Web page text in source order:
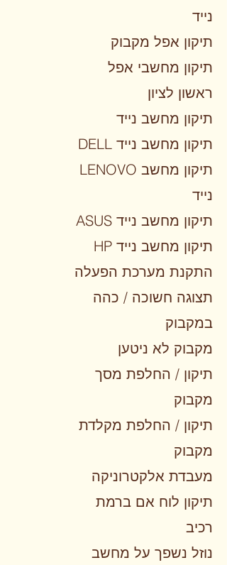
נייד
תיקון אפל מקבוק
תיקון מחשבי אפל
ראשון לציון
תיקון מחשב נייד
DELL תיקון מחשב נייד
LENOVO תיקון מחשב
נייד
ASUS תיקון מחשב נייד
HP תיקון מחשב נייד
התקנת מערכת הפעלה
תצוגה חשוכה / כהה
במקבוק
מקבוק לא ניטען
תיקון / החלפת מסך
מקבוק
תיקון / החלפת מקלדת
מקבוק
מעבדת אלקטרוניקה
תיקון לוח אם ברמת
רכיב
נוזל נשפך על מחשב